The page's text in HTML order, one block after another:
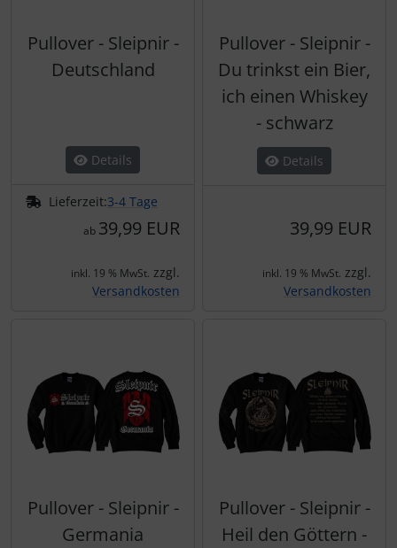
Pullover - Sleipnir -
Deutschland
Details
Lieferzeit:3-4 Tage
ab 39,99 EUR
inkl. 19 % MwSt. zzgl.
Versandkosten
Pullover - Sleipnir -
Du trinkst ein Bier,
ich einen Whiskey
- schwarz
Details
39,99 EUR
inkl. 19 % MwSt. zzgl.
Versandkosten
Pullover - Sleipnir -
Germania
Pullover - Sleipnir -
Heil den Göttern -